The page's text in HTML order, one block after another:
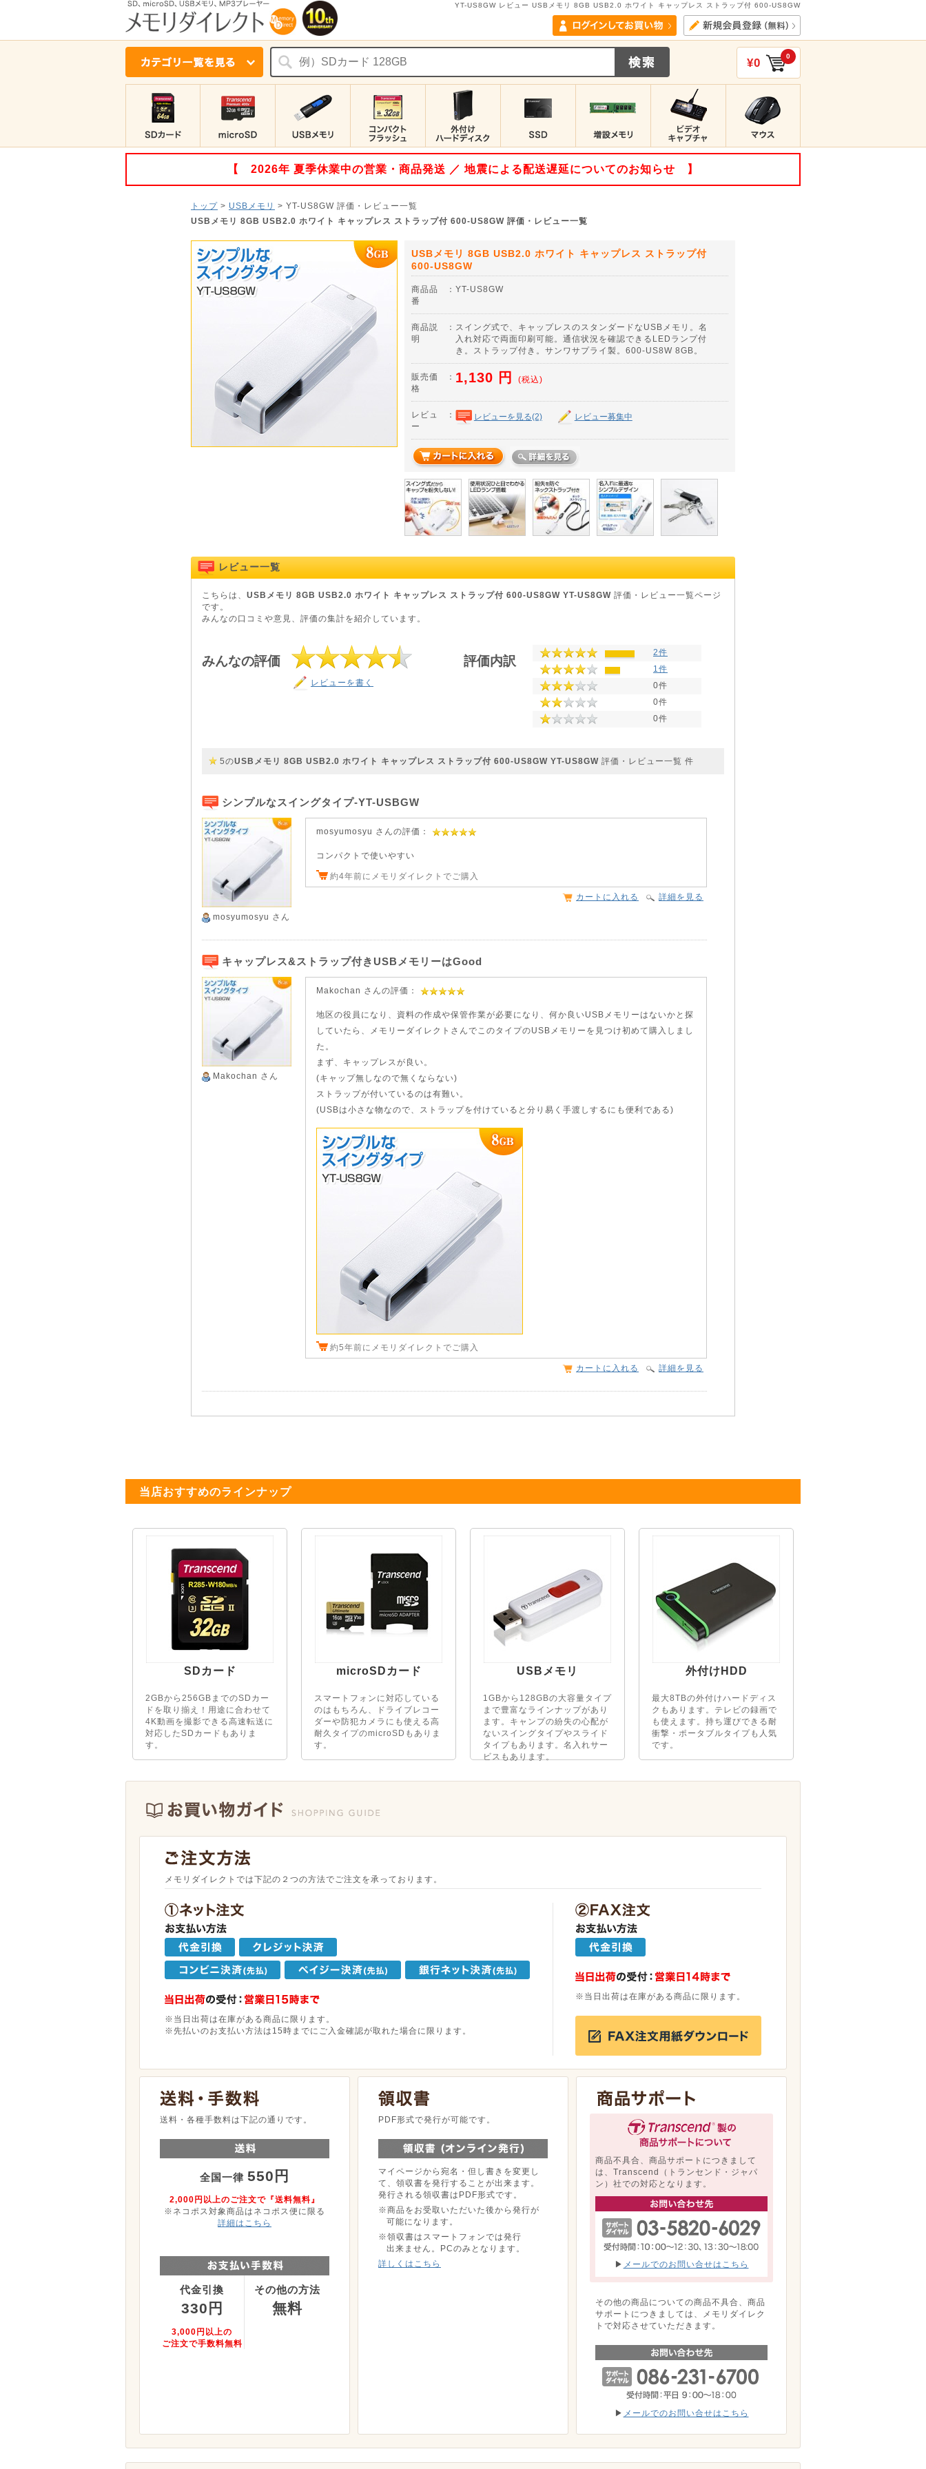
YT-US8GW レビュー USBメモリ 8GB USB2.0 ホワイト キャップレス ストラップ付 600-US8GW
¥0 0
【 2026年 夏季休業中の営業・商品発送 ／ 地震による配送遅延についてのお知らせ 】
トップ > USBメモリ > YT-US8GW 評価・レビュー一覧
USBメモリ 8GB USB2.0 ホワイト キャップレス ストラップ付 600-US8GW 評価・レビュー一覧
USBメモリ 8GB USB2.0 ホワイト キャップレス ストラップ付
600-US8GW
商品品
番
：YT-US8GW
商品説
明
：
スイング式で、キャップレスのスタンダードなUSBメモリ。名
入れ対応で両面印刷可能。通信状況を確認できるLEDランプ付
き。ストラップ付き。サンワサプライ製。600-US8W 8GB。
販売価
格
： 1,130 円 (税込)
レビュ
ー
： レビューを見る(2) レビュー募集中
レビュー一覧
こちらは、 USBメモリ 8GB USB2.0 ホワイト キャップレス ストラップ付 600-US8GW YT-US8GW 評価・レビュー一覧ページ
です。
みんなの口コミや意見、評価の集計を紹介しています。
みんなの評価
レビューを書く
評価内訳
2件
1件
0件
0件
0件
5のUSBメモリ 8GB USB2.0 ホワイト キャップレス ストラップ付 600-US8GW YT-US8GW 評価・レビュー一覧 件
シンプルなスイングタイプ-YT-USBGW
mosyumosyu さん
mosyumosyu さんの評価：
コンパクトで使いやすい
約4年前にメモリダイレクトでご購入
詳細を見る
カートに入れる
キャップレス&ストラップ付きUSBメモリーはGood
Makochan さん
Makochan さんの評価：
地区の役員になり、資料の作成や保管作業が必要になり、何か良いUSBメモリーはないかと探
していたら、メモリーダイレクトさんでこのタイプのUSBメモリーを見つけ初めて購入しまし
た。
まず、キャップレスが良い。
(キャップ無しなので無くならない)
ストラップが付いているのは有難い。
(USBは小さな物なので、ストラップを付けていると分り易く手渡しするにも便利である)
約5年前にメモリダイレクトでご購入
詳細を見る
カートに入れる
当店おすすめのラインナップ
SDカード
2GBから256GBまでのSDカー
ドを取り揃え！用途に合わせて
4K動画を撮影できる高速転送に
対応したSDカードもありま
す。
microSDカード
スマートフォンに対応している
のはもちろん、ドライブレコー
ダーや防犯カメラにも使える高
耐久タイプのmicroSDもありま
す。
USBメモリ
1GBから128GBの大容量タイプ
まで豊富なラインナップがあり
ます。キャンプの紛失の心配が
ないスイングタイプやスライド
タイプもあります。名入れサー
ビスもあります。
外付けHDD
最大8TBの外付けハードディス
クもあります。テレビの録画で
も使えます。持ち運びできる耐
衝撃・ポータブルタイプも人気
です。
メモリダイレクトでは下記の２つの方法でご注文を承っております。
※当日出荷は在庫がある商品に限ります。
※先払いのお支払い方法は15時までにご入金確認が取れた場合に限ります。
※当日出荷は在庫がある商品に限ります。
送料・各種手数料は下記の通りです。
全国一律 550円
2,000円以上のご注文で『送料無料』
※ネコポス対象商品はネコポス便に限る
詳細はこちら
代金引換
330円
3,000円以上の
ご注文で手数料無料
その他の方法
無料
PDF形式で発行が可能です。
マイページから宛名・但し書きを変更し
て、領収書を発行することが出来ます。
発行される領収書はPDF形式です。
※商品をお受取いただいた後から発行が
可能になります。
※領収書はスマートフォンでは発行
出来ません。PCのみとなります。
詳しくはこちら
商品不具合、商品サポートにつきまして
は、Transcend（トランセンド・ジャパ
ン）社での対応となります。
▶ メールでのお問い合せはこちら
その他の商品についての商品不具合、商品
サポートにつきましては、メモリダイレク
トで対応させていただきます。
▶ メールでのお問い合せはこちら